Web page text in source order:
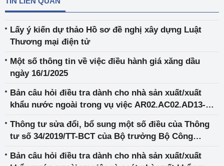
Lấy ý kiến dự thảo Hồ sơ đề nghị xây dựng Luật
Thương mại điện tử
Một số thông tin về việc điều hành giá xăng dầu
ngày 16/1/2025
Bản câu hỏi điều tra dành cho nhà sản xuất/xuất
khẩu nước ngoài trong vụ việc AR02.AC02.AD13-
Thông tư sửa đổi, bổ sung một số điều của Thông
tư số 34/2019/TT-BCT của Bộ trưởng Bộ Công
Bản câu hỏi điều tra dành cho nhà sản xuất/xuất